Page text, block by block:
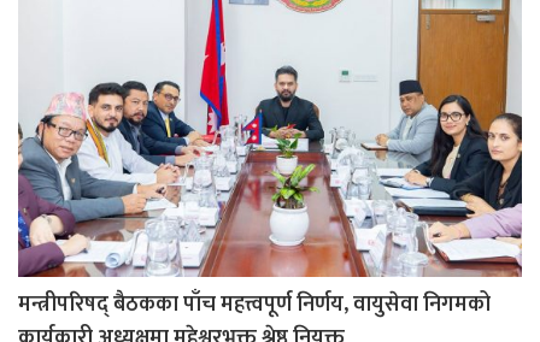
मन्त्रीपरिषद् बैठकका पाँच महत्त्वपूर्ण निर्णय, वायुसेवा निगमको